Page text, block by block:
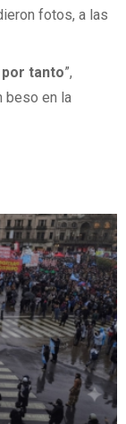
fotos, a las
tanto”,
beso en la